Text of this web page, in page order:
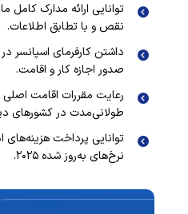
توانایی ارائه مدارک
نقص و با تطابق اطلاعات.
داشتن کارفرمای
صدور اجازه کار و اقامت.
رعایت مقررات اقامت اصلی
طولانی‌مدت در کشورهای
توانایی پرداخت هزینه‌های
نرخ‌های به‌روز شده ۲۰۲۵.